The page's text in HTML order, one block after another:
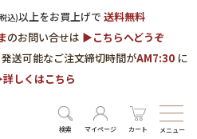
込)以上をお買上げで 送料無料
のお問い合せは ▶︎こちらへどうぞ
送可能なご注文締切時間がAM7:30 に
しくはこちら
検索 マイページ カート メニュー